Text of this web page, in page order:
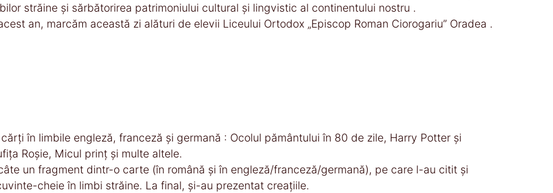
străine și sărbătorirea patrimoniului cultural și lingvistic al continentului nostru .
an, marcăm această zi alături de elevii Liceului Ortodox „Episcop Roman Ciorogariu” Oradea .
în limbile engleză, franceză și germană : Ocolul pământului în 80 de zile, Harry Potter și
Roșie, Micul prinț și multe altele.
un fragment dintr-o carte (în română și în engleză/franceză/germană), pe care l-au citit și
cheie în limbi străine. La final, și-au prezentat creațiile.